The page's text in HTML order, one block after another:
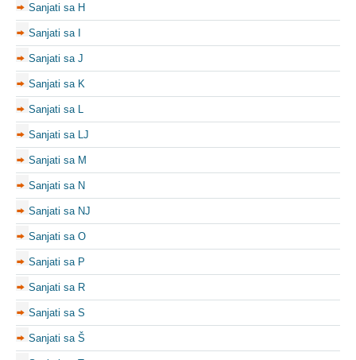
Sanjati sa H
Sanjati sa I
Sanjati sa J
Sanjati sa K
Sanjati sa L
Sanjati sa LJ
Sanjati sa M
Sanjati sa N
Sanjati sa NJ
Sanjati sa O
Sanjati sa P
Sanjati sa R
Sanjati sa S
Sanjati sa Š